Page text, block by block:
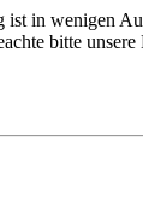
in wenigen
bitte